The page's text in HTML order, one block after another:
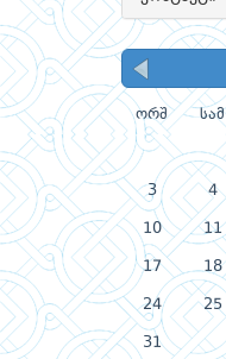
ორშ სამ
3 4
10 11
17 18
24 25
31